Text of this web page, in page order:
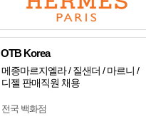
OTB Korea
메종마르지엘라 / 질샌더 / 마르니 /
디젤 판매직원 채용
전국 백화점